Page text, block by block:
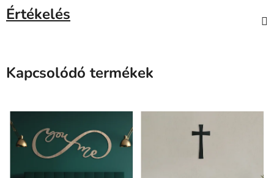
Értékelés
Kapcsolódó termékek